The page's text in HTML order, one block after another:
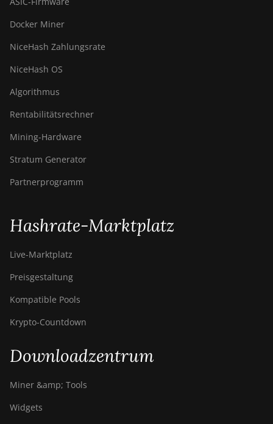
Docker Miner
NiceHash Zahlungsrate
NiceHash OS
Algorithmus
Rentabilitätsrechner
Mining-Hardware
Stratum Generator
Partnerprogramm
Hashrate-Marktplatz
Live-Marktplatz
Preisgestaltung
Kompatible Pools
Krypto-Countdown
Downloadzentrum
Miner &amp; Tools
Widgets